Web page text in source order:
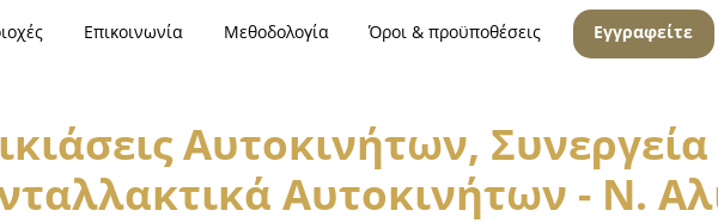
Επικοινωνία Μεθοδολογία Όροι & προϋποθέσεις Εγγραφείτε
Αυτοκινήτων,
Αυτοκινήτων - Ν.